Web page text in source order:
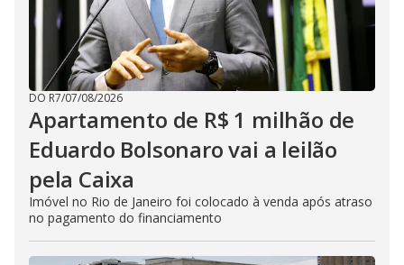
DO R7/07/08/2026
Apartamento de R$ 1 milhão de
Eduardo Bolsonaro vai a leilão
pela Caixa
Imóvel no Rio de Janeiro foi colocado à venda após atraso
no pagamento do financiamento